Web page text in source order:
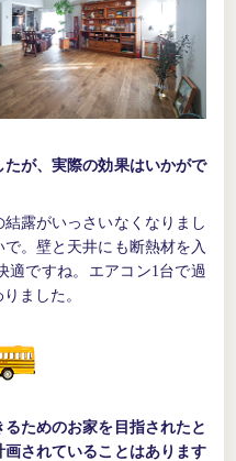
が、実際の効果はいかがで
露がいっさいなくなりまし
。壁と天井にも断熱材を入
適ですね。エアコン1台で過
ました。
ためのお家を目指されたと
されていることはあります